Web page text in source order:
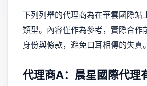
下列列舉的代理商為在華雲國際站
類型。內容僅作為參考，實際合作
身份與條款，避免口耳相傳的失真。
代理商A：晨星國際代理